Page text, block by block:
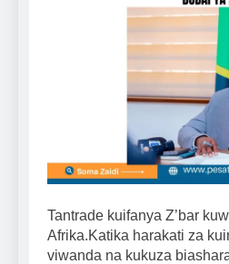
Tantrade kuifanya Z’bar
Afrika.Katika harakati za
viwanda na kukuza